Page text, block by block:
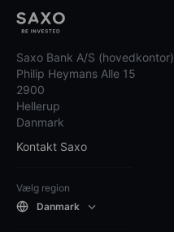
Saxo Bank A/S (hovedkontor)
Philip Heymans Alle 15
2900
Hellerup
Danmark
Kontakt Saxo
Vælg region
Danmark